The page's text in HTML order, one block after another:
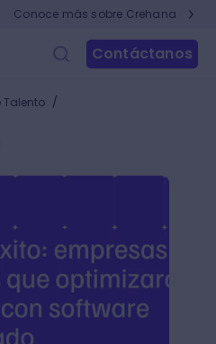
Conoce más sobre Crehana
Contáctanos
Talento /
nómina para pymes en